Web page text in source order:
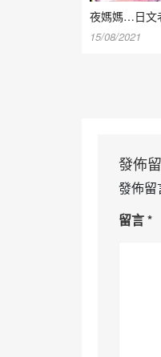
夜媽媽…日文
15/08/2021
發佈
發佈留
留言*